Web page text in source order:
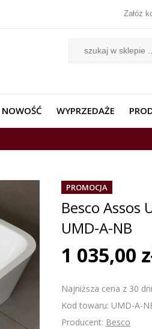
Załóż
NOWOŚĆ WYPRZEDAŻE
PROMOCJA
Besco Assos
UMD-A-NB
1 035,00
Najniższa cena z 30
Kod towaru: UMD-A-
Producent: Besco